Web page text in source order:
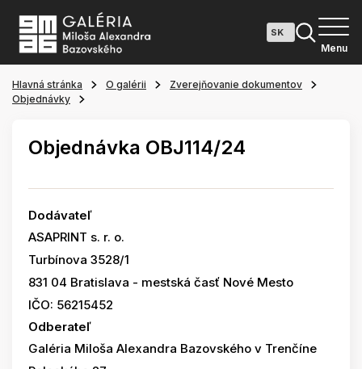
Menu
Hlavná stránka O galérii
Zverejňovanie dokumentov
Objednávky
Objednávka OBJ114/24
Dodávateľ
ASAPRINT s. r. o.
Turbínova 3528/1
831 04 Bratislava - mestská časť Nové Mesto
IČO: 56215452
Odberateľ
Galéria Miloša Alexandra Bazovského v Trenčíne